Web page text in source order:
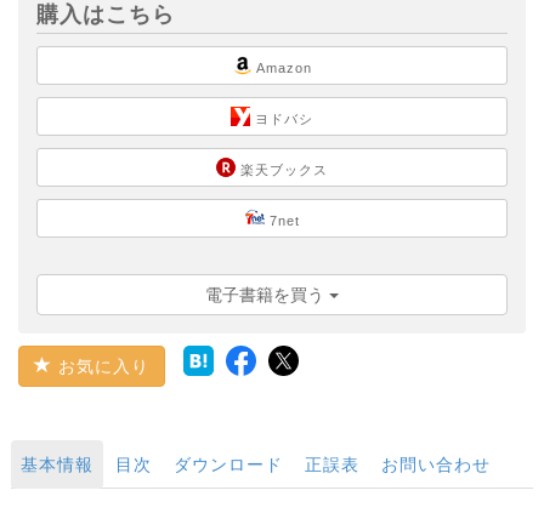
購入はこちら
Amazon
ヨドバシ
楽天ブックス
7net
電子書籍を買う
お気に入り
基本情報 目次 ダウンロード 正誤表 お問い合わせ